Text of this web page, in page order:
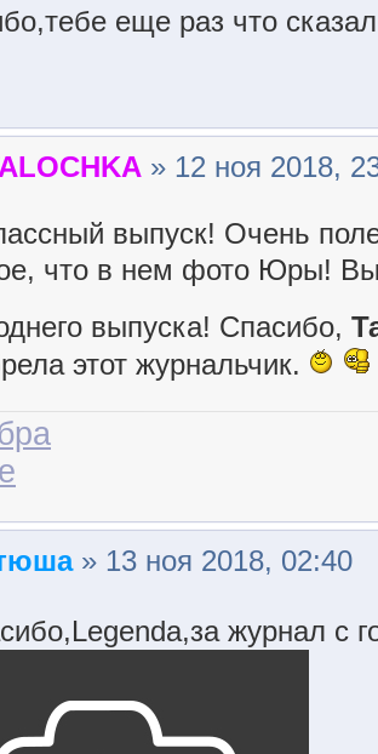
еще раз что
» 12 ноя 2018,
выпуск! Очень
что в нем фото Юры!
выпуска! Спасибо,
этот журнальчик.
» 13 ноя 2018, 02:40
журнал с